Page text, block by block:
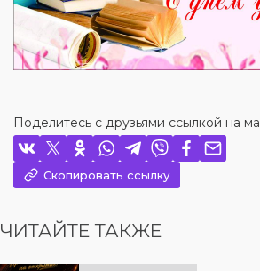
Поделитесь с друзьями ссылкой на
Скопировать ссылку
ЧИТАЙТЕ ТАКЖЕ